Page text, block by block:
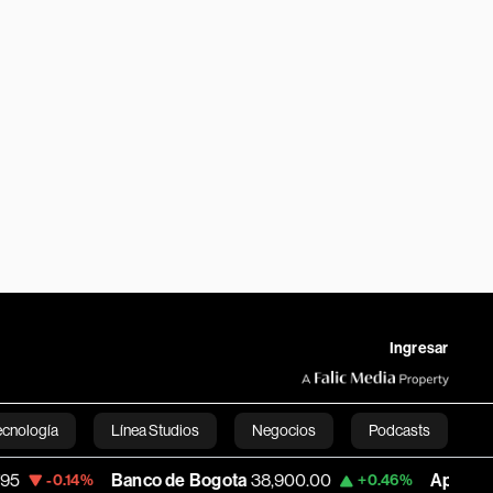
Ingresar
Línea Studios Negocios Podcasts
English
Banco de Bogota 38,900.00 +0.46% Apple 313.305